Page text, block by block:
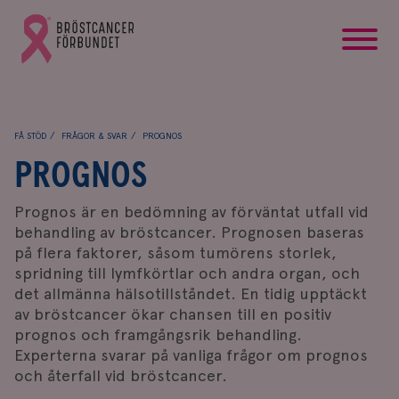
Gå
till
Bröstcancerförbundets
FÅ STÖD FRÅGOR & SVAR PROGNOS
PROGNOS
Prognos är en bedömning av förväntat utfall vid
behandling av bröstcancer. Prognosen baseras
på flera faktorer, såsom tumörens storlek,
spridning till lymfkörtlar och andra organ, och
det allmänna hälsotillståndet. En tidig upptäckt
av bröstcancer ökar chansen till en positiv
prognos och framgångsrik behandling.
Experterna svarar på vanliga frågor om prognos
och återfall vid bröstcancer.